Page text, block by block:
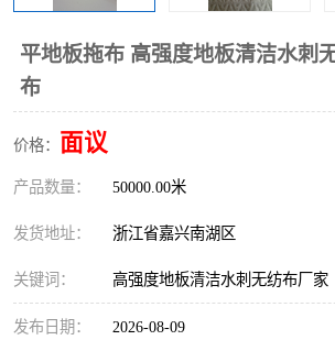
平地板拖布 高强度地板清洁水刺
布
价格： 面议
产品数量： 50000.00米
发货地址： 浙江省嘉兴南湖区
关键词： 高强度地板清洁水刺无纺布厂家
发布日期： 2026-08-09